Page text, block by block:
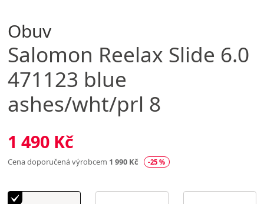
Obuv
Salomon Reelax Slide 6.0
471123 blue
ashes/wht/prl 8
1 490 Kč
Cena doporučená výrobcem 1 990 Kč -25 %